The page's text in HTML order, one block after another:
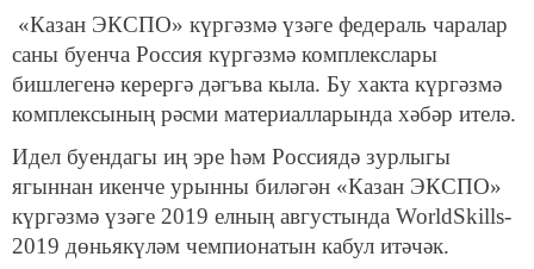
«Казан ЭКСПО» күргәзмә үзәге федераль чаралар
саны буенча Россия күргәзмә комплекслары
бишлегенә керергә дәгъва кыла. Бу хакта күргәзмә
комплексының рәсми материалларында хәбәр ителә.
Идел буендагы иң эре һәм Россиядә зурлыгы
ягыннан икенче урынны биләгән «Казан ЭКСПО»
күргәзмә үзәге 2019 елның августында WorldSkills-
2019 дөньякүләм чемпионатын кабул итәчәк.